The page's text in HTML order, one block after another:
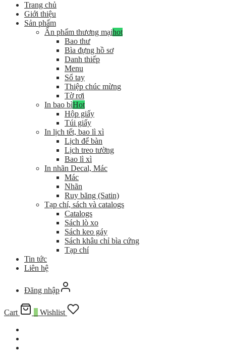
Trang chủ
Giới thiệu
Sản phẩm
Ấn phẩm thương mạihot
Bao thư
Bìa đựng hồ sơ
Danh thiếp
Menu
Sổ tay
Thiệp chúc mừng
Tờ rơi
In bao bìHot
Hộp giấy
Túi giấy
In lịch tết, bao lì xì
Lịch để bàn
Lịch treo tường
Bao lì xì
In nhãn Decal, Mác
Mác
Nhãn
Ruy băng (Satin)
Tạp chí, sách và catalogs
Catalogs
Sách lò xo
Sách keo gáy
Sách khâu chỉ bìa cứng
Tạp chí
Tin tức
Liên hệ
Đăng nhập
Cart Wishlist